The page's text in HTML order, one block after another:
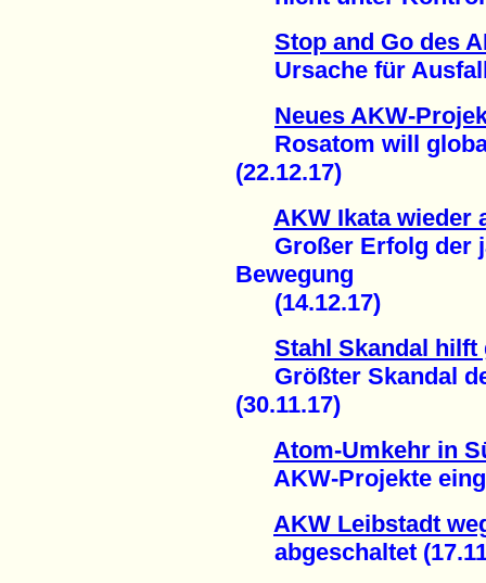
Stop and Go des
Ursache für Ausfall
Neues AKW-
Rosatom will
(22.12.17)
AKW Ikata wieder
Großer Erfolg der
Bewegung
(14.12.17)
Stahl Skandal hilft
Größter Skandal
(30.11.17)
Atom-Umkehr in
AKW-Projekte
AKW Leibstadt
abgeschaltet